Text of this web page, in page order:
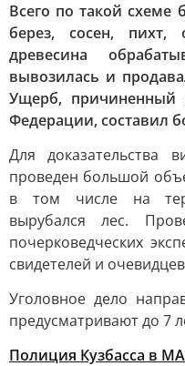
Всего по такой схеме
берез, сосен,
древесина
вывозилась и
Ущерб, причиненный
Федерации, составил
Для доказательства
проведен большой
в том числе на
вырубался лес.
почерковедческих
свидетелей и
Уголовное дело
предусматривают до 7
Полиция Кузбасса в